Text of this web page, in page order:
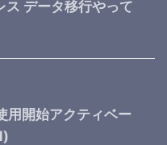
ス データ移行やって
用開始アクティベー